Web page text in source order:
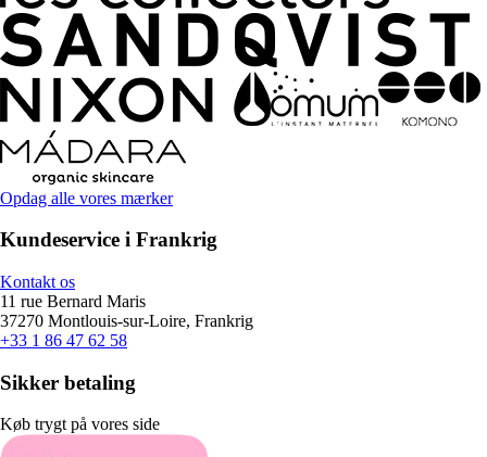
Opdag alle vores mærker
Kundeservice i Frankrig
Kontakt os
11 rue Bernard Maris
37270 Montlouis-sur-Loire, Frankrig
+33 1 86 47 62 58
Sikker betaling
Køb trygt på vores side